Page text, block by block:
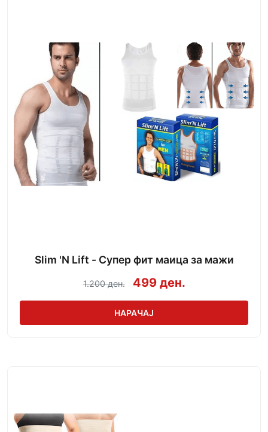
Slim 'N Lift - Супер фит маица за мажи
1.200 ден. 499 ден.
НАРАЧАЈ